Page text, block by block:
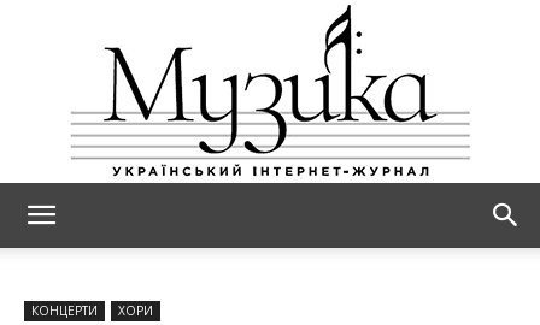
КОНЦЕРТИ ХОРИ